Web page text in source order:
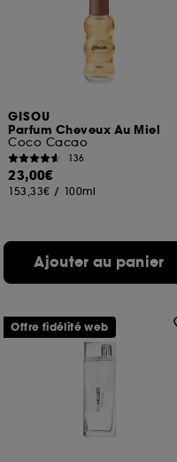
GISOU
Parfum Cheveux Au Miel
Coco Cacao
136
23,00€
153,33€ / 100ml
Ajouter au panier
Offre fidélité web